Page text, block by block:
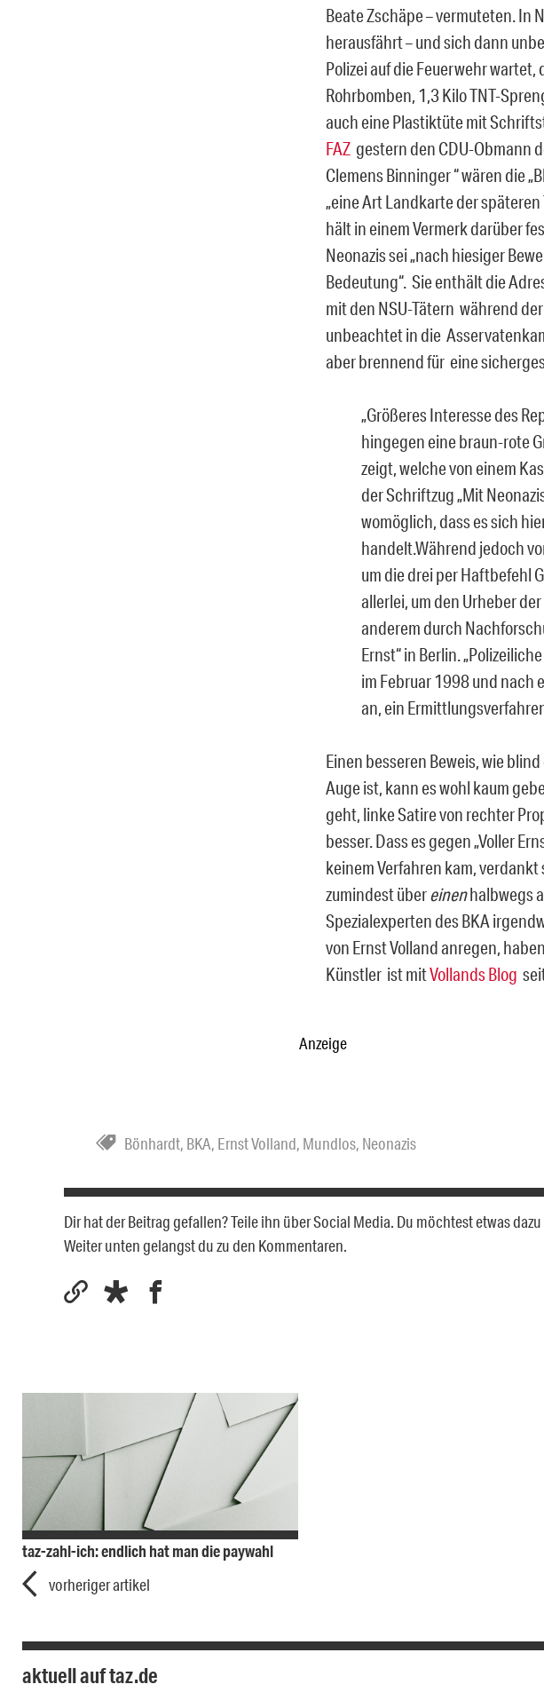
Beate Zschäpe – vermuteten. In
herausfährt – und sich dann
Polizei auf die Feuerwehr
Rohrbomben, 1,3 Kilo TNT-
auch eine Plastiktüte mit
FAZ gestern den CDU-Obmann
Clemens Binninger “ wären die
„eine Art Landkarte der
hält in einem Vermerk darüber
Neonazis sei „nach hiesiger
Bedeutung“. Sie enthält die
mit den NSU-Tätern während
unbeachtet in die
aber brennend für eine
„Größeres Interesse des
hingegen eine braun-rote
zeigt, welche von einem
der Schriftzug „Mit
womöglich, dass es sich
handelt.Während jedoch
um die drei per Haftbefehl
allerlei, um den Urheber
anderem durch
Ernst“ in Berlin.
im Februar 1998 und nach
an, ein
Einen besseren Beweis, wie
Auge ist, kann es wohl kaum
geht, linke Satire von rechter
besser. Dass es gegen „Voller
keinem Verfahren kam,
zumindest übereinenhalbwegs
Spezialexperten des BKA
von Ernst Volland anregen,
Künstler ist mitVollands Blog
Anzeige
Bönhardt, BKA, Ernst Volland, Mundlos, Neonazis
Dir hat der Beitrag gefallen? Teile ihn über Social Media. Du möchtest etwas
Weiter unten gelangst du zu den Kommentaren.
taz-zahl-ich: endlich hat man die paywahl
vorheriger artikel
aktuell auf taz.de